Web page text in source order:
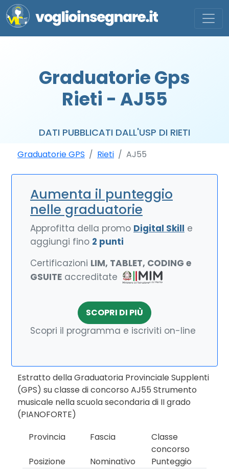
Graduatorie Gps
Rieti - AJ55
DATI PUBBLICATI DALL'USP DI RIETI
Graduatorie GPS Rieti AJ55
Aumenta il punteggio
nelle graduatorie
Approfitta della promo Digital Skill e
aggiungi fino 2 punti
Certificazioni LIM, TABLET, CODING e
GSUITE accreditate
SCOPRI DI PIÙ
Scopri il programma e iscriviti on-line
Estratto della Graduatoria Provinciale Supplenti
(GPS) su classe di concorso AJ55 Strumento
musicale nella scuola secondaria di II grado
(PIANOFORTE)
Provincia
Fascia
Classe
concorso
Posizione
Nominativo
Punteggio